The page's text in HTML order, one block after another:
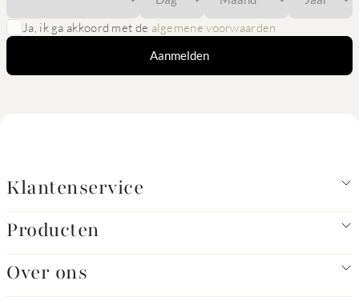
Ja, ik ga akkoord met de algemene voorwaarden
Aanmelden
Klantenservice
Producten
Over ons